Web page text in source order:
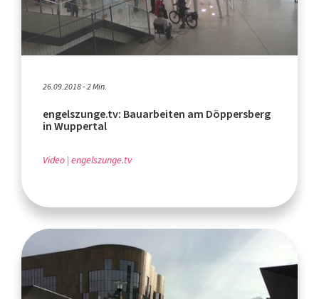
26.09.2018 - 2 Min.
engelszunge.tv: Bauarbeiten am Döppersberg
in Wuppertal
Video engelszunge.tv